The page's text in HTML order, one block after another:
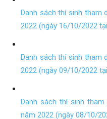
Danh sách thí sinh tham
2022 (ngày 16/10/2022
Danh sách thí sinh tham
2022 (ngày 09/10/2022
Danh sách thí sinh
năm 2022 (ngày 08/10/